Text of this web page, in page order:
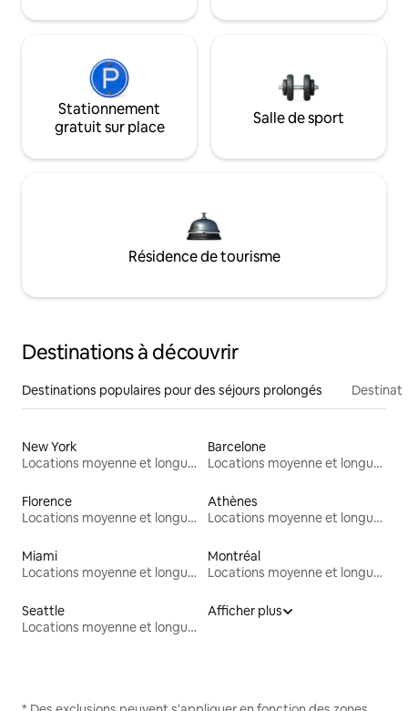
Stationnement
gratuit sur place
Salle de sport
Résidence de tourisme
Destinations à découvrir
Destinations populaires pour des séjours prolongés
New York
Locations moyenne et longue durée
Barcelone
Locations moyenne et longue durée
Florence
Locations moyenne et longue durée
Athènes
Locations moyenne et longue durée
Miami
Locations moyenne et longue durée
Montréal
Locations moyenne et longue durée
Seattle
Locations moyenne et longue durée
Afficher plus